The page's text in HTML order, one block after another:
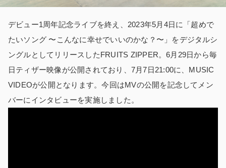
デビュー1周年記念ライブを終え、2023年5月4日に「超めで
たいソング 〜こんなに幸せでいいのかな？〜」をデジタルシ
ングルとしてリリースしたFRUITS ZIPPER。6月29日から毎
日ティザー映像が公開されており、7月7日21:00に、MUSIC
VIDEOが公開となります。今回はMVの公開を記念してメン
バーにインタビューを実施しました。